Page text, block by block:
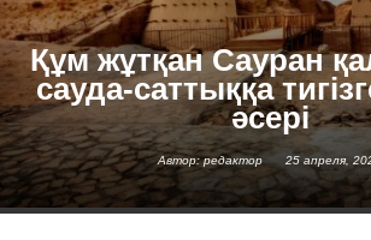
Құм жұтқан Сауран
сауда-саттыққа
әсері
Автор: редактор 25 апреля,